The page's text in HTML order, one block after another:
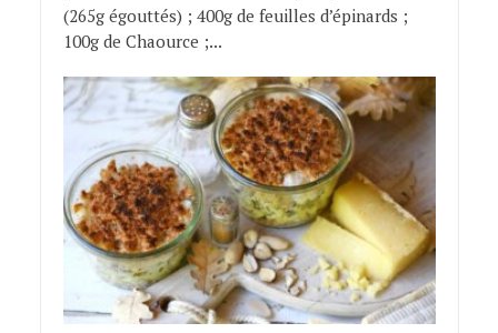
(265g égouttés) ; 400g de feuilles d’épinards ;
100g de Chaource ;...